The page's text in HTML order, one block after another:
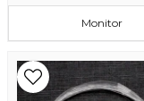
Monitor